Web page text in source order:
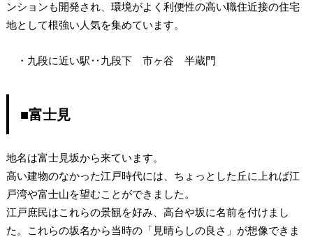
ンションも開発され、環境がよく利便性の高い職住近接の住宅
地として根強い人気を集めています。
・九段に近い駅‥九段下 市ヶ谷 半蔵門
■富士見
地名は富士見坂から来ています。
高い建物のなかった江戸時代には、ちょっとした丘に上れば江
戸湾や富士山を望むことができました。
江戸庶民はこれらの景観を好み、高台や坂に名前を付けまし
た。これらの坂名から当時の「見晴らしの良さ」が想像できま